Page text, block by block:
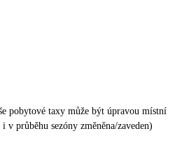
pobytové taxy může být úpravou místní
průběhu sezóny změněna/zaveden)